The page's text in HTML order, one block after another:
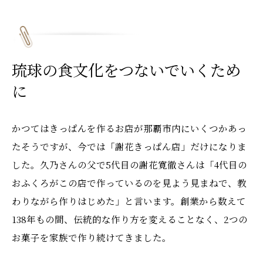
琉球の食文化をつないでいくため
に
かつてはきっぱんを作るお店が那覇市内にいくつかあっ
たそうですが、今では「謝花きっぱん店」だけになりま
した。久乃さんの父で5代目の謝花寛徹さんは「4代目の
おふくろがこの店で作っているのを見よう見まねで、教
わりながら作りはじめた」と言います。創業から数えて
138年もの間、伝統的な作り方を変えることなく、2つの
お菓子を家族で作り続けてきました。